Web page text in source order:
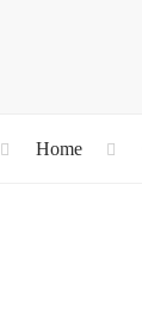
Home